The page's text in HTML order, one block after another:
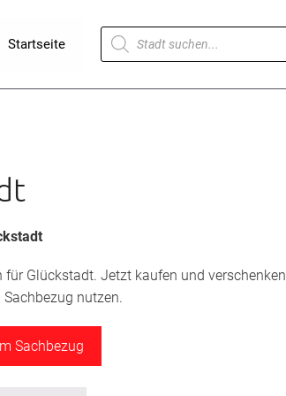
Startseite
Products
search
für Glückstadt. Jetzt kaufen und verschenken
nutzen.
Sachbezug